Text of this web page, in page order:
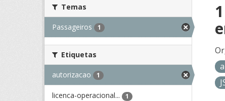
Temas
Passageiros 1
Etiquetas
autorizacao 1
licenca-operacional... 1